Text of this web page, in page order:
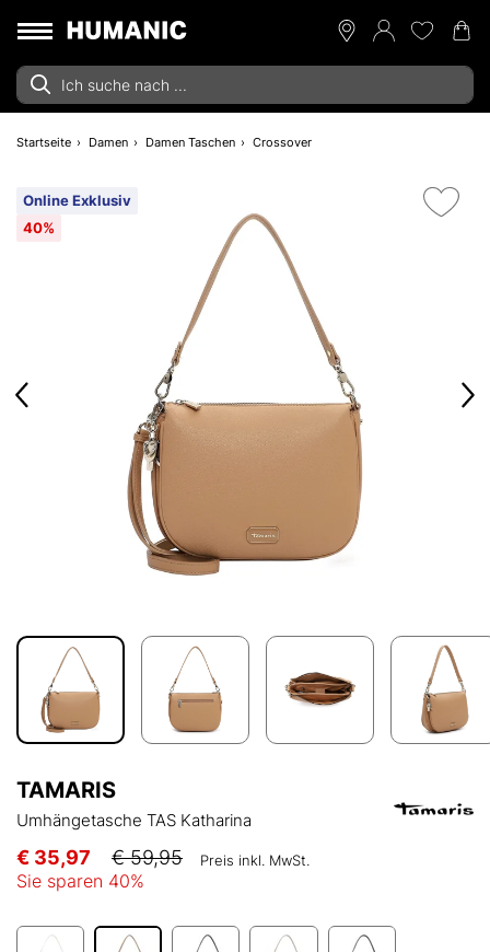
Startseite Damen Damen Taschen Crossover
Online Exklusiv
40%
TAMARIS
Umhängetasche TAS Katharina
€ 35,97 € 59,95 Preis inkl. MwSt.
Sie sparen 40%